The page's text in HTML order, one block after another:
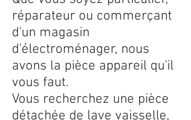
réparateur ou commerçant
d'un magasin
d'électroménager, nous
avons la pièce appareil qu'il
vous faut.
Vous recherchez une pièce
détachée de lave vaisselle,